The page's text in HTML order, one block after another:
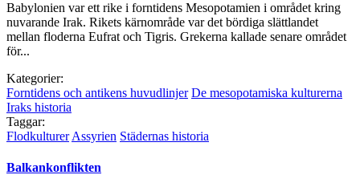
Babylonien var ett rike i forntidens Mesopotamien i området kring
nuvarande Irak. Rikets kärnområde var det bördiga slättlandet
mellan floderna Eufrat och Tigris. Grekerna kallade senare området
för...
Kategorier:
Forntidens och antikens huvudlinjer De mesopotamiska kulturerna
Iraks historia
Taggar:
Flodkulturer Assyrien Städernas historia
Balkankonflikten